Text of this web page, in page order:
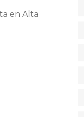
en Alta